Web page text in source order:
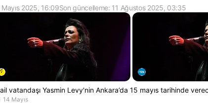
Mayıs 2025, 16:09Son güncelleme: 11 Ağustos 2025, 03:35
vatandaşı Yasmin Levy'nin Ankara’da 15 mayıs tarihinde
14 Mayıs